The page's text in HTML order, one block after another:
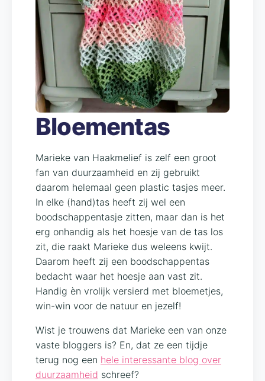
Bloementas
Marieke van Haakmelief is zelf een groot
fan van duurzaamheid en zij gebruikt
daarom helemaal geen plastic tasjes meer.
In elke (hand)tas heeft zij wel een
boodschappentasje zitten, maar dan is het
erg onhandig als het hoesje van de tas los
zit, die raakt Marieke dus weleens kwijt.
Daarom heeft zij een boodschappentas
bedacht waar het hoesje aan vast zit.
Handig èn vrolijk versierd met bloemetjes,
win-win voor de natuur en jezelf!
Wist je trouwens dat Marieke een van onze
vaste bloggers is? En, dat ze een tijdje
terug nog een hele interessante blog over
duurzaamheid schreef?